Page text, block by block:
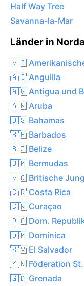
Half Way Tree
Savanna-la-Mar
Länder in
🇻🇮
🇦🇮 Anguilla
🇦🇬 Antigua und
🇦🇼 Aruba
🇧🇸 Bahamas
🇧🇧 Barbados
🇧🇿 Belize
🇧🇲 Bermudas
🇻🇬 Britische
🇨🇷 Costa Rica
🇨🇼 Curaçao
🇩🇴 Dom.
🇩🇲 Dominica
🇸🇻 El Salvador
🇰🇳 Föderation
🇬🇩 Grenada